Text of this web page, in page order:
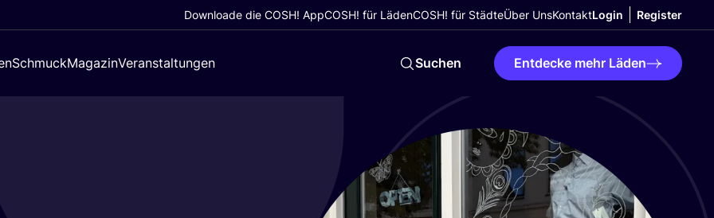
Downloade die COSH! AppCOSH! für LädenCOSH! für StädteÜber UnsKontaktLogin Register
SchmuckMagazinVeranstaltungen Suchen Entdecke mehr Läden